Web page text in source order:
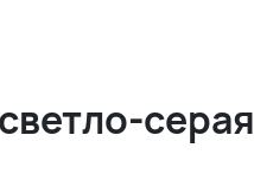
серая